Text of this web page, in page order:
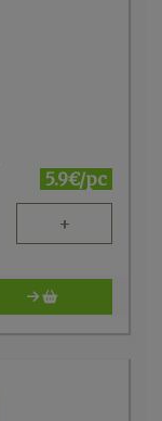
5.9€/pc
+